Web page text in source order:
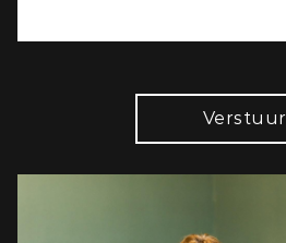
Verstuur